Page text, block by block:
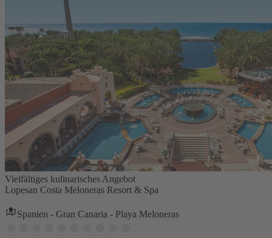
Vielfältiges kulinarisches Angebot
Lopesan Costa Meloneras Resort & Spa
Spanien - Gran Canaria - Playa Meloneras